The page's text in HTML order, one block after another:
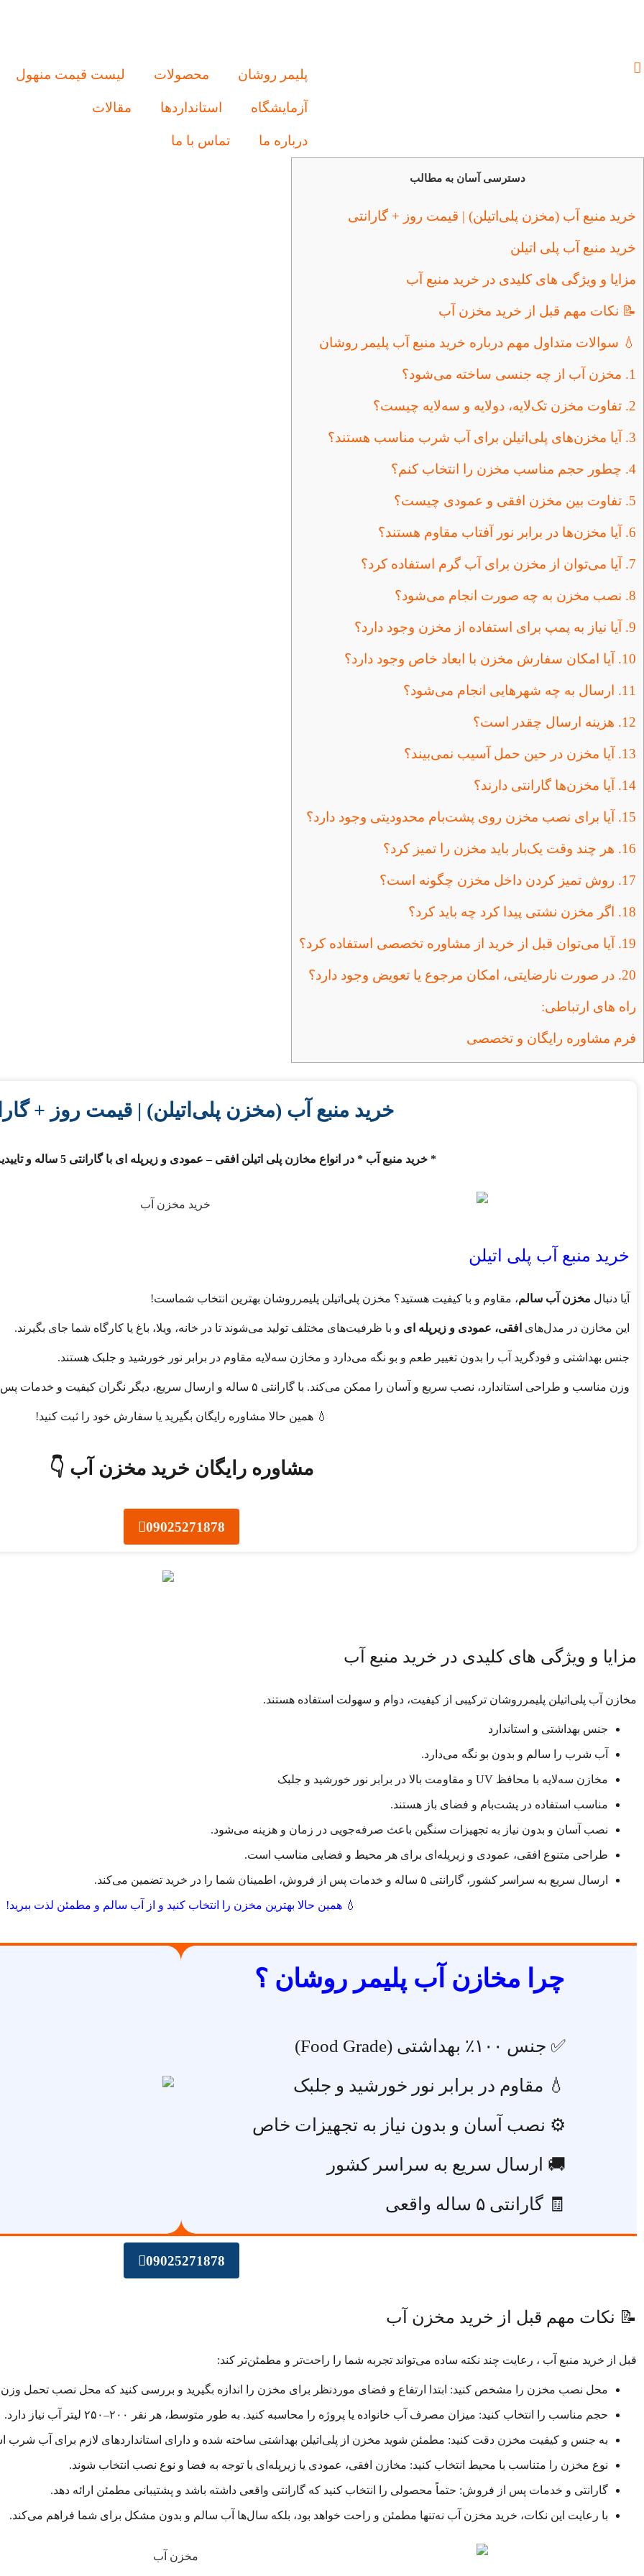
پلیمر روشان محصولات لیست قیمت منهول
آزمایشگاه استانداردها مقالات
درباره ما تماس با ما
دسترسی آسان به مطالب
خرید منبع آب (مخزن پلی‌اتیلن) | قیمت روز + گارانتی
خرید منبع آب پلی اتیلن
مزایا و ویژگی‌ های کلیدی در خرید منبع آب
📝 نکات مهم قبل از خرید مخزن آب
💧 سوالات متداول مهم درباره خرید منبع آب پلیمر روشان
1. مخزن آب از چه جنسی ساخته می‌شود؟
2. تفاوت مخزن تک‌لایه، دولایه و سه‌لایه چیست؟
3. آیا مخزن‌های پلی‌اتیلن برای آب شرب مناسب هستند؟
4. چطور حجم مناسب مخزن را انتخاب کنم؟
5. تفاوت بین مخزن افقی و عمودی چیست؟
6. آیا مخزن‌ها در برابر نور آفتاب مقاوم هستند؟
7. آیا می‌توان از مخزن برای آب گرم استفاده کرد؟
8. نصب مخزن به چه صورت انجام می‌شود؟
9. آیا نیاز به پمپ برای استفاده از مخزن وجود دارد؟
10. آیا امکان سفارش مخزن با ابعاد خاص وجود دارد؟
11. ارسال به چه شهرهایی انجام می‌شود؟
12. هزینه ارسال چقدر است؟
13. آیا مخزن در حین حمل آسیب نمی‌بیند؟
14. آیا مخزن‌ها گارانتی دارند؟
15. آیا برای نصب مخزن روی پشت‌بام محدودیتی وجود دارد؟
16. هر چند وقت یک‌بار باید مخزن را تمیز کرد؟
17. روش تمیز کردن داخل مخزن چگونه است؟
18. اگر مخزن نشتی پیدا کرد چه باید کرد؟
19. آیا می‌توان قبل از خرید از مشاوره تخصصی استفاده کرد؟
20. در صورت نارضایتی، امکان مرجوع یا تعویض وجود دارد؟
راه های ارتباطی:
فرم مشاوره رایگان و تخصصی
خرید منبع آب (مخزن پلی‌اتیلن) | قیمت روز +
* خرید منبع آب * در انواع مخازن پلی اتیلن افقی – عمودی و زیرپله ای با گارانتی 5 ساله و تاییدیه بهداشت و UV
خرید منبع آب پلی اتیلن
آیا دنبال مخزن آب سالم، مقاوم و با کیفیت هستید؟ مخزن پلی‌اتیلن پلیمرروشان بهترین انتخاب شماست!
این مخازن در مدل‌های افقی، عمودی و زیرپله‌ ای و با ظرفیت‌های مختلف تولید می‌شوند تا در خانه، ویلا، باغ یا کارگاه شما جای بگیرند.
جنس بهداشتی و فودگرید آب را بدون تغییر طعم و بو نگه می‌دارد و مخازن سه‌لایه مقاوم در برابر نور خورشید و جلبک هستند.
وزن مناسب و طراحی استاندارد، نصب سریع و آسان را ممکن می‌کند. با گارانتی ۵ ساله و ارسال سریع، دیگر نگران کیفیت و خدمات پس از فروش نباشید.
💧 همین حالا مشاوره رایگان بگیرید یا سفارش خود را ثبت کنید!
مشاوره رایگان خرید مخزن آب 👇
09025271878
مزایا و ویژگی‌ های کلیدی در خرید منبع آب
مخازن آب پلی‌اتیلن پلیمرروشان ترکیبی از کیفیت، دوام و سهولت استفاده هستند.
جنس بهداشتی و استاندارد
آب شرب را سالم و بدون بو نگه می‌دارد.
مخازن سه‌لایه با محافظ UV و مقاومت بالا در برابر نور خورشید و جلبک
مناسب استفاده در پشت‌بام و فضای باز هستند.
نصب آسان و بدون نیاز به تجهیزات سنگین باعث صرفه‌جویی در زمان و هزینه می‌شود.
طراحی متنوع افقی، عمودی و زیرپله‌ای برای هر محیط و فضایی مناسب است.
ارسال سریع به سراسر کشور، گارانتی ۵ ساله و خدمات پس از فروش، اطمینان شما را در خرید تضمین می‌کند.
💧 همین حالا بهترین مخزن را انتخاب کنید و از آب سالم و مطمئن لذت ببرید!
چرا مخازن آب پلیمر روشان ؟
✅ جنس ۱۰۰٪ بهداشتی (Food Grade)
💧 مقاوم در برابر نور خورشید و جلبک
⚙️ نصب آسان و بدون نیاز به تجهیزات خاص
🚚 ارسال سریع به سراسر کشور
🧾 گارانتی ۵ ساله واقعی
09025271878
📝 نکات مهم قبل از خرید مخزن آب
قبل از خرید منبع آب ، رعایت چند نکته ساده می‌تواند تجربه شما را راحت‌تر و مطمئن‌تر کند:
محل نصب مخزن را مشخص کنید: ابتدا ارتفاع و فضای موردنظر برای مخزن را اندازه بگیرید و بررسی کنید که محل نصب تحمل وزن
حجم مناسب را انتخاب کنید: میزان مصرف آب خانواده یا پروژه را محاسبه کنید. به طور متوسط، هر نفر ۲۰۰–۲۵۰ لیتر آب نیاز دارد.
به جنس و کیفیت مخزن دقت کنید: مطمئن شوید مخزن از پلی‌اتیلن بهداشتی ساخته شده و دارای استانداردهای لازم برای آب شرب
نوع مخزن را متناسب با محیط انتخاب کنید: مخازن افقی، عمودی یا زیرپله‌ای با توجه به فضا و نوع نصب انتخاب شوند.
گارانتی و خدمات پس از فروش: حتماً محصولی را انتخاب کنید که گارانتی واقعی داشته باشد و پشتیبانی مطمئن ارائه دهد.
با رعایت این نکات، خرید مخزن آب نه‌تنها مطمئن و راحت خواهد بود، بلکه سال‌ها آب سالم و بدون مشکل برای شما فراهم می‌کند.